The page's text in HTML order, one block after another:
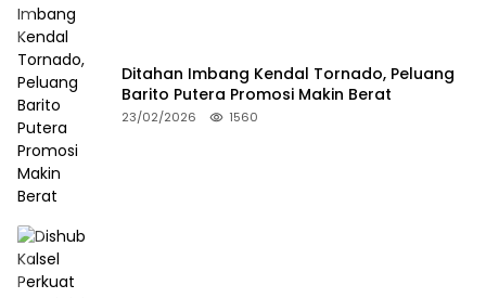
Ditahan Imbang Kendal Tornado, Peluang
Barito Putera Promosi Makin Berat
23/02/2026 1560